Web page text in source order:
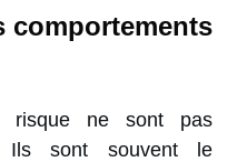
comportements
risque ne sont pas
Ils sont souvent le